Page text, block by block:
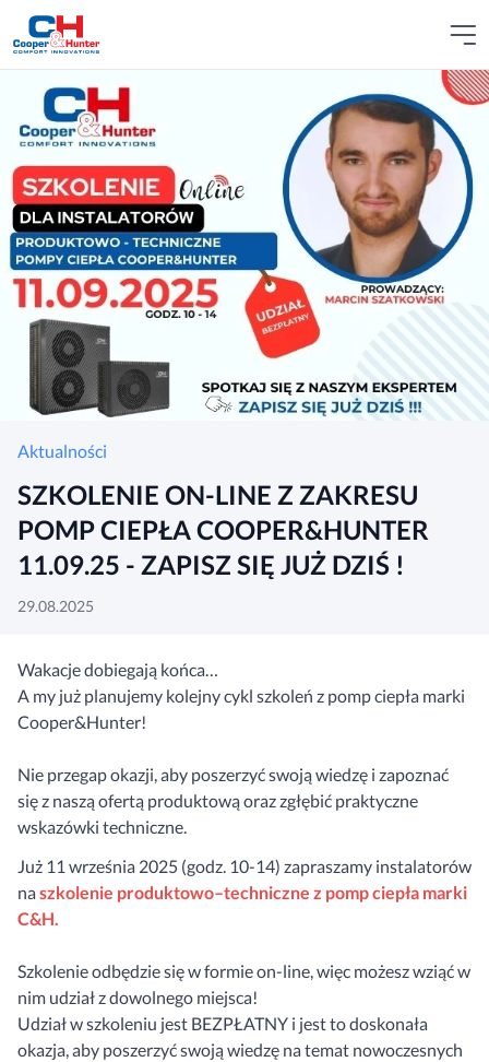
Aktualności
SZKOLENIE ON-LINE Z ZAKRESU
POMP CIEPŁA COOPER&HUNTER
11.09.25 - ZAPISZ SIĘ JUŻ DZIŚ !
29.08.2025
Wakacje dobiegają końca…
A my już planujemy kolejny cykl szkoleń z pomp ciepła marki
Cooper&Hunter!
Nie przegap okazji, aby poszerzyć swoją wiedzę i zapoznać
się z naszą ofertą produktową oraz zgłębić praktyczne
wskazówki techniczne.
Już 11 września 2025 (godz. 10-14) zapraszamy instalatorów
naszkolenie produktowo–techniczne z pomp ciepła marki
C&H.
Szkolenie odbędzie się w formie on-line, więc możesz wziąć w
nim udział z dowolnego miejsca!
Udział w szkoleniu jest BEZPŁATNY i jest to doskonała
okazja, aby poszerzyć swoją wiedzę na temat nowoczesnych